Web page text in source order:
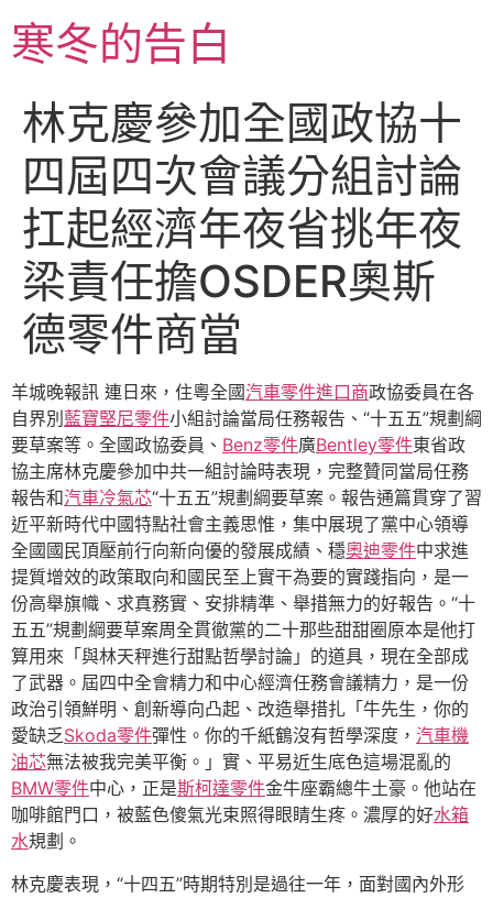
至
主寒冬的告白
林克慶參加全國政協十
四屆四次會議分組討論
扛起經濟年夜省挑年夜
梁責任擔OSDER奧斯
德零件商當
羊城晚報訊 連日來，住粵全國汽車零件進口商政協委員在各
自界別 藍寶堅尼零件小組討論當局任務報告、“十五五”規劃綱
要草案等。全國政協委員、 Benz零件廣Bentley零件東省政
協主席林克慶參加中共一組討論時表現，完整贊同當局任務
報告和汽車冷氣芯“十五五”規劃綱要草案。報告通篇貫穿了習
近平新時代中國特點社會主義思惟，集中展現了黨中心領導
全國國民頂壓前行向新向優的發展成績、穩奧迪零件中求進
提質增效的政策取向和國民至上實干為要的實踐指向，是一
份高舉旗幟、求真務實、安排精準、舉措無力的好報告。“十
五五”規劃綱要草案周全貫徹黨的二十那些甜甜圈原本是他打
算用來「與林天秤進行甜點哲學討論」的道具，現在全部成
了武器。屆四中全會精力和中心經濟任務會議精力，是一份
政治引領鮮明、創新導向凸起、改造舉措扎「牛先生，你的
愛缺乏Skoda零件彈性。你的千紙鶴沒有哲學深度， 汽車機
油芯無法被我完美平衡。」實、平易近生底色這場混亂的
BMW零件中心，正是斯柯達零件金牛座霸總牛土豪。他站在
咖啡館門口，被藍色傻氣光束照得眼睛生疼。濃厚的好水箱
水規劃。
林克慶表現，“十四五”時期特別是過往一年，面對國內外形